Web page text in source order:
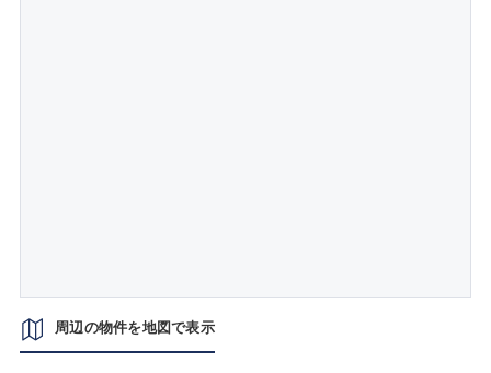
周辺の物件を地図で表示